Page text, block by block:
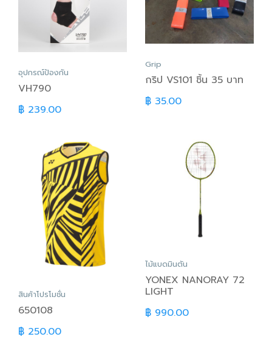
อุปกรณ์ป้องกัน
VH790
฿ 239.00
Grip
กริป VS101 ชิ้น 35 บาท
฿ 35.00
สินค้าโปรโมชั่น
650108
฿ 250.00
ไม้แบดมินตัน
YONEX NANORAY 72
LIGHT
฿ 990.00